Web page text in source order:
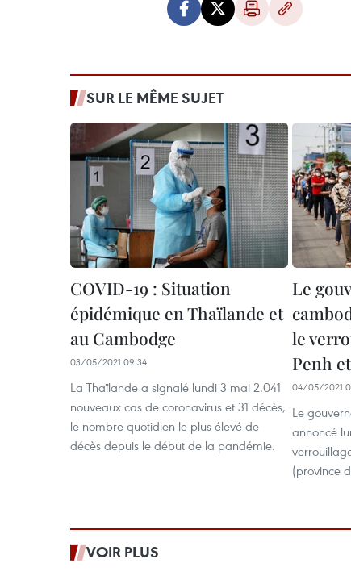
SUR LE MÊME SUJET
COVID-19 : Situation
épidémique en Thaïlande et
au Cambodge
03/05/2021 09:34
La Thaïlande a signalé lundi 3 mai 2.041
nouveaux cas de coronavirus et 31 décès,
le nombre quotidien le plus élevé de
décès depuis le début de la pandémie.
Le
le
Penh
04/05/2021
Le
annoncé
(province
VOIR PLUS